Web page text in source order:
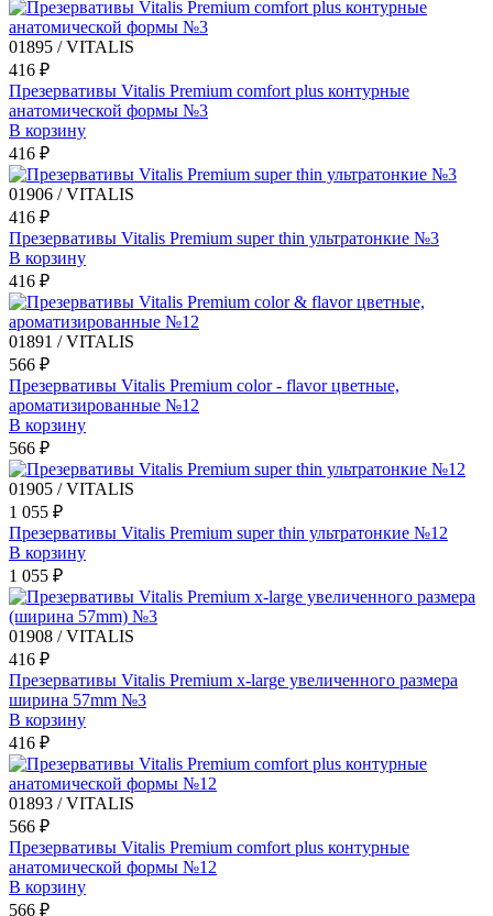
01895 / VITALIS
416 ₽
Презервативы Vitalis Premium comfort plus контурные
анатомической формы №3
В корзину
416 ₽
01906 / VITALIS
416 ₽
Презервативы Vitalis Premium super thin ультратонкие №3
В корзину
416 ₽
01891 / VITALIS
566 ₽
Презервативы Vitalis Premium color - flavor цветные,
ароматизированные №12
В корзину
566 ₽
01905 / VITALIS
1 055 ₽
Презервативы Vitalis Premium super thin ультратонкие №12
В корзину
1 055 ₽
01908 / VITALIS
416 ₽
Презервативы Vitalis Premium x-large увеличенного размера
ширина 57mm №3
В корзину
416 ₽
01893 / VITALIS
566 ₽
Презервативы Vitalis Premium comfort plus контурные
анатомической формы №12
В корзину
566 ₽